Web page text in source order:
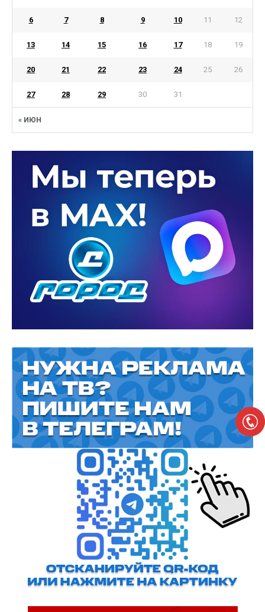
« ИЮН
6 7 8 9 10 11 12
13 14 15 16 17 18 19
20 21 22 23 24 25 26
27 28 29 30 31